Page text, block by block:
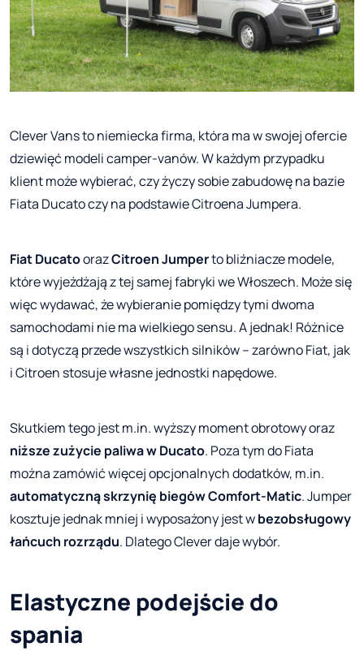
Clever Vans to niemiecka firma, która ma w swojej ofercie
dziewięć modeli camper-vanów. W każdym przypadku
klient może wybierać, czy życzy sobie zabudowę na bazie
Fiata Ducato czy na podstawie Citroena Jumpera.
Fiat DucatoorazCitroen Jumperto bliźniacze modele,
które wyjeżdżają z tej samej fabryki we Włoszech. Może się
więc wydawać, że wybieranie pomiędzy tymi dwoma
samochodami nie ma wielkiego sensu. A jednak! Różnice
są i dotyczą przede wszystkich silników – zarówno Fiat, jak
i Citroen stosuje własne jednostki napędowe.
Skutkiem tego jest m.in. wyższy moment obrotowy oraz
niższe zużycie paliwa w Ducato. Poza tym do Fiata
można zamówić więcej opcjonalnych dodatków, m.in.
automatyczną skrzynię biegów Comfort-Matic. Jumper
kosztuje jednak mniej i wyposażony jest wbezobsługowy
łańcuch rozrządu. Dlatego Clever daje wybór.
Elastyczne podejście do
spania